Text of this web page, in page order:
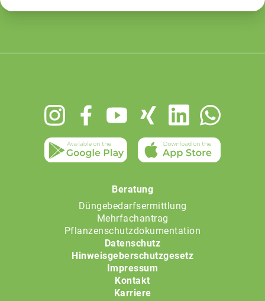
Beratung
Düngebedarfsermittlung
Mehrfachantrag
Pflanzenschutzdokumentation
Datenschutz
Hinweisgeberschutzgesetz
Impressum
Kontakt
Karriere